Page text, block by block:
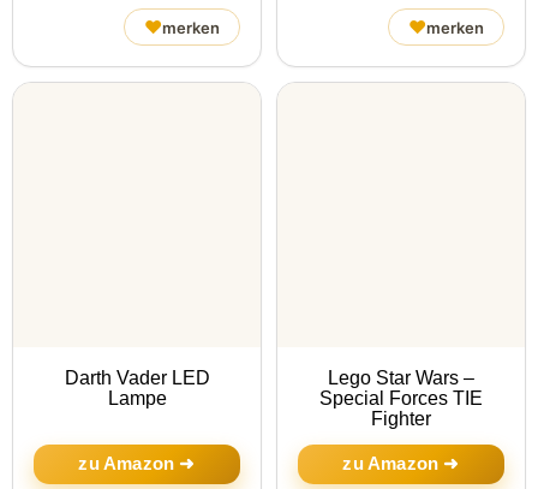
♥merken ♥merken
Darth Vader LED
Lampe
zu Amazon ➜
Lego Star Wars –
Special Forces TIE
Fighter
zu Amazon ➜